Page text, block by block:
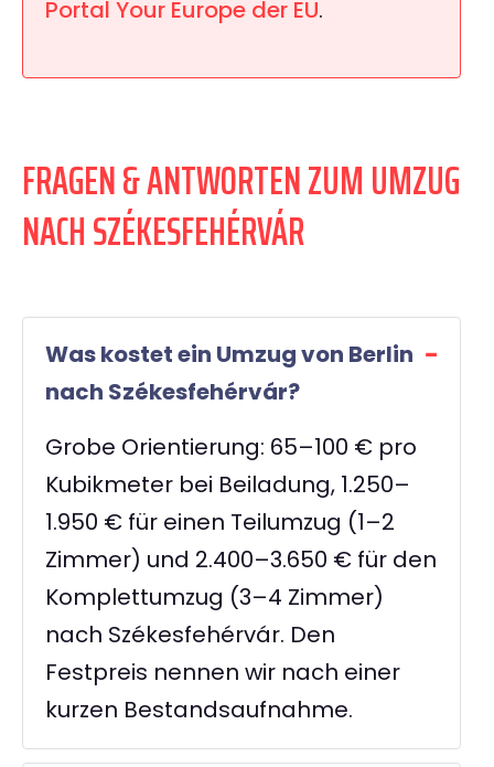
Portal Your Europe der EU.
FRAGEN & ANTWORTEN ZUM UMZUG
NACH SZÉKESFEHÉRVÁR
Was kostet ein Umzug von Berlin
nach Székesfehérvár?
Grobe Orientierung: 65–100 € pro
Kubikmeter bei Beiladung, 1.250–
1.950 € für einen Teilumzug (1–2
Zimmer) und 2.400–3.650 € für den
Komplettumzug (3–4 Zimmer)
nach Székesfehérvár. Den
Festpreis nennen wir nach einer
kurzen Bestandsaufnahme.